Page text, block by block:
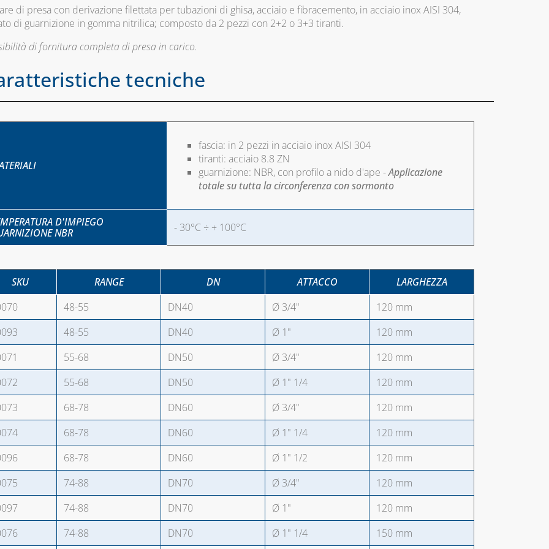
di presa con derivazione filettata per tubazioni di ghisa, acciaio e fibracemento, in acciaio inox AISI 304,
di guarnizione in gomma nitrilica; composto da 2 pezzi con 2+2 o 3+3 tiranti.
di fornitura completa di presa in carico.
tecniche
fascia: in 2 pezzi in acciaio inox AISI 304
tiranti: acciaio 8.8 ZN
guarnizione: NBR, con profilo a nido d'ape -Applicazione
totale su tutta la circonferenza con sormonto
D'IMPIEGO
NBR
- 30°C ÷ + 100°C
SKU RANGE DN ATTACCO
LARGHEZZA
48-55 DN40 Ø 3/4"
120 mm
48-55 DN40 Ø 1"
120 mm
55-68 DN50 Ø 3/4"
120 mm
55-68 DN50 Ø 1" 1/4
120 mm
68-78 DN60 Ø 3/4"
120 mm
68-78 DN60 Ø 1" 1/4
120 mm
68-78 DN60 Ø 1" 1/2
120 mm
74-88 DN70 Ø 3/4"
120 mm
74-88 DN70 Ø 1"
120 mm
74-88 DN70 Ø 1" 1/4 150 mm